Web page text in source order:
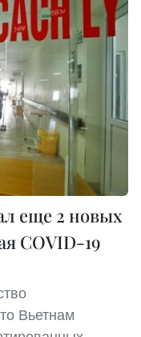
еще 2 новых
COVID-19
Вьетнам